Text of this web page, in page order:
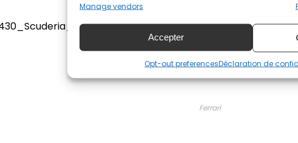
Manage vendors
Accepter
Opt-out preferencesDéclaration de
Ferrari